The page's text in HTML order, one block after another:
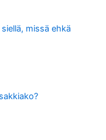
missä ehkä